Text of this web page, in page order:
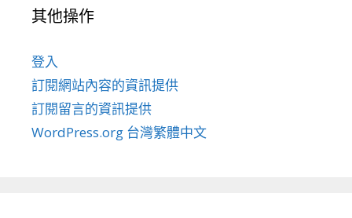
其他操作
登入
訂閱網站內容的資訊提供
訂閱留言的資訊提供
WordPress.org 台灣繁體中文